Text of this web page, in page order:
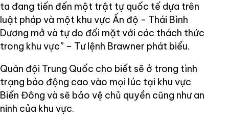
ta đang tiến đến một trật tự quốc tế dựa trên
luật pháp và một khu vực Ấn độ - Thái Bình
Dương mở và tự do đối mặt với các thách thức
trong khu vực” – Tư lệnh Brawner phát biểu.
Quân đội Trung Quốc cho biết sẽ ở trong tình
trạng báo động cao vào mọi lúc tại khu vực
Biển Đông và sẽ bảo vệ chủ quyền cũng như an
ninh của khu vực.